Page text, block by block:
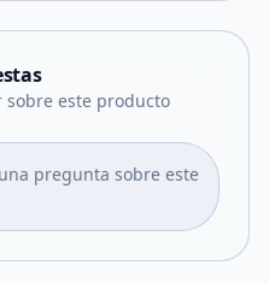
sobre este producto
pregunta sobre este